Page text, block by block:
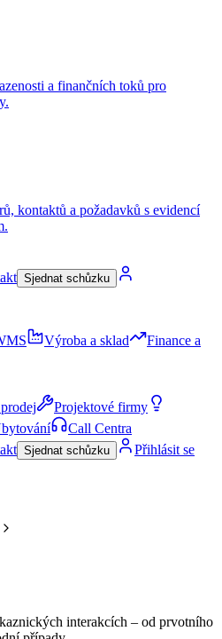
a finančních toků pro
kontaktů a požadavků s evidencí
Sjednat schůzku
Výroba a sklad
Finance a
Projektové firmy
Call Centra
Sjednat schůzku Přihlásit se
interakcích – od prvotního